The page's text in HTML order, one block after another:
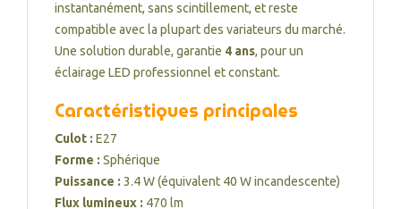
instantanément, sans scintillement, et reste
compatible avec la plupart des variateurs du marché.
Une solution durable, garantie 4 ans, pour un
éclairage LED professionnel et constant.
Caractéristiques principales
Culot : E27
Forme : Sphérique
Puissance : 3.4 W (équivalent 40 W incandescente)
Flux lumineux : 470 lm